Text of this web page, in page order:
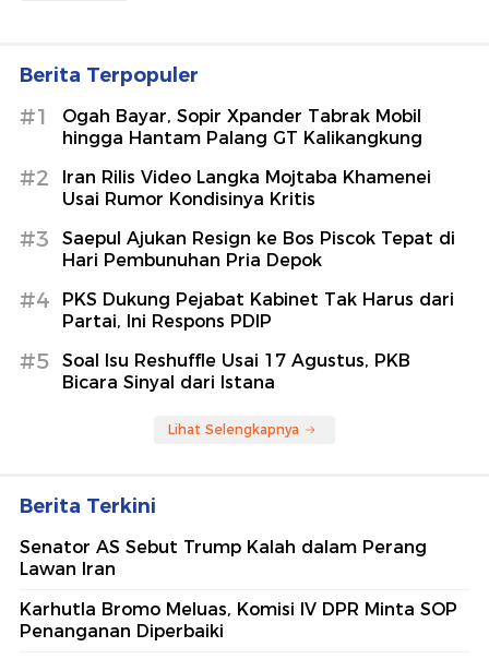
Berita Terpopuler
#1
Ogah Bayar, Sopir Xpander Tabrak Mobil
hingga Hantam Palang GT Kalikangkung
#2
Iran Rilis Video Langka Mojtaba Khamenei
Usai Rumor Kondisinya Kritis
#3
Saepul Ajukan Resign ke Bos Piscok Tepat di
Hari Pembunuhan Pria Depok
#4
PKS Dukung Pejabat Kabinet Tak Harus dari
Partai, Ini Respons PDIP
#5
Soal Isu Reshuffle Usai 17 Agustus, PKB
Bicara Sinyal dari Istana
Lihat Selengkapnya
Berita Terkini
Senator AS Sebut Trump Kalah dalam Perang
Lawan Iran
Karhutla Bromo Meluas, Komisi IV DPR Minta SOP
Penanganan Diperbaiki